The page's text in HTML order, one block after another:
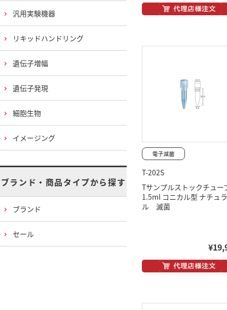
T-202S
Tサンプルストックチュー
1.5ml コニカル型 ナチュラ
ル 滅菌
汎用実験機器
リキッドハンドリング
遺伝子増幅
遺伝子発現
細胞生物
イメージング
ブランド・商品タイプから探す
ブランド
セール